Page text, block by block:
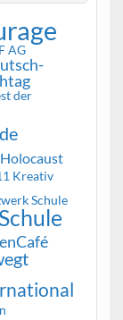
AG
der
Holocaust
Kreativ
Schule
Schule